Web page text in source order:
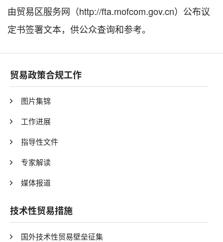
由贸易区服务网（http://fta.mofcom.gov.cn）公布议
定书签署文本，供公众查询和参考。
贸易政策合规工作
图片集锦
工作进展
指导性文件
专家解读
媒体报道
技术性贸易措施
国外技术性贸易壁垒征集